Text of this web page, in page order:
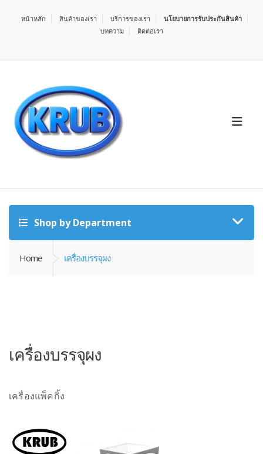
หน้าหลัก สินค้าของเรา บริการของเรา
นโยบายการรับประกันสินค้า
บทความ
ติดต่อเรา
Shop by Department
Home เครื่องบรรจุผง
เครื่องบรรจุผง
เครื่องแพ็คกิ้ง